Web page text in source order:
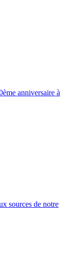
anniversaire à
sources de notre